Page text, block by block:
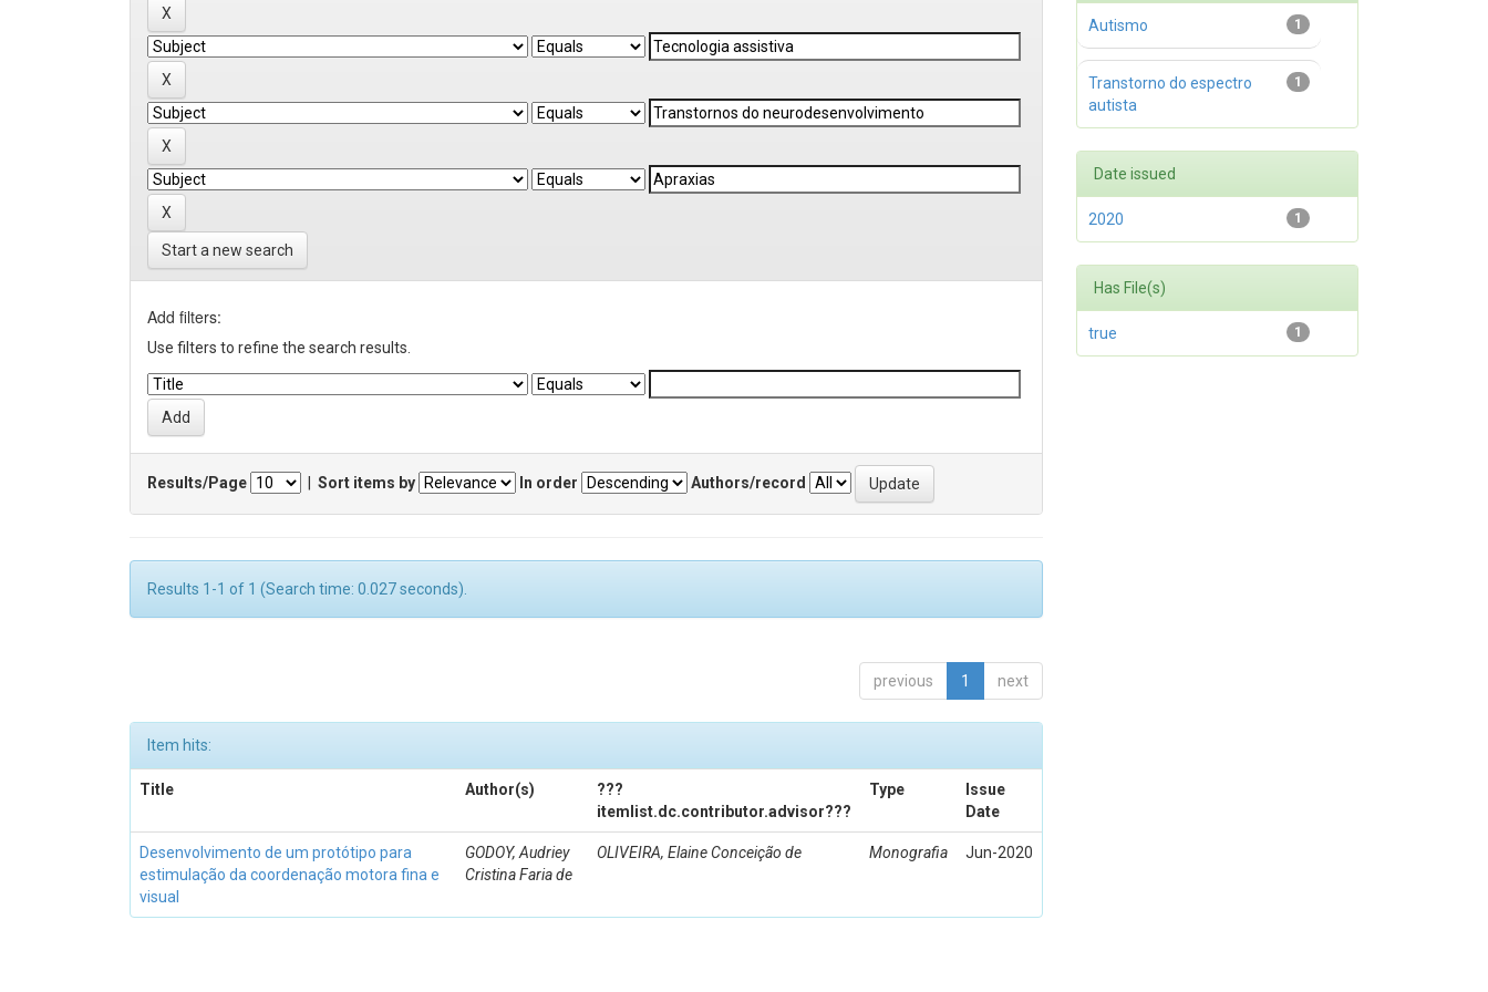
Start a new search
Add filters:
Use filters to refine the search results.
Results/Page Sort items by In order Authors/record
Results 1-1 of 1 (Search time: 0.027 seconds).
previous 1 next
Item hits:
Title Author(s)
???
itemlist.dc.contributor.advisor???
Type
Issue
Date
Desenvolvimento de um protótipo para
estimulação da coordenação motora fina e
visual
GODOY, Audriey
Cristina Faria de
OLIVEIRA, Elaine Conceição de Monografia Jun-2020
1
Autismo
1
Transtorno do espectro
autista
Date issued
1
2020
Has File(s)
1
true